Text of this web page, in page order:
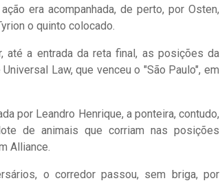
era acompanhada, de perto, por Osten,
o quinto colocado.
até a entrada da reta final, as posições da
Law, que venceu o "São Paulo", em
por Leandro Henrique, a ponteira, contudo,
de animais que corriam nas posições
Alliance.
o corredor passou, sem briga, por